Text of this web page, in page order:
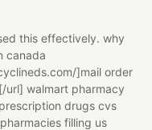
this effectively. why
canada
]mail order
url] walmart pharmacy
drugs cvs
filling us